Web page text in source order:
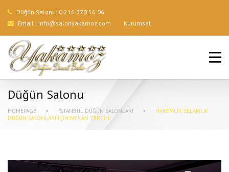
Düğün Salonu: 0 216 370 56 06
Email : info@salonyakamoz.com Kurumsal
ANA SAYFA
HIZMETLERIMIZ
GALERI
Düğün Salonu
HOMEPAGE İSTANBUL DÜĞÜN SALONLARI
HAREMLIK SELAMLIK
DÜĞÜN SALONLARI İÇIN MEKAN TERCIHI